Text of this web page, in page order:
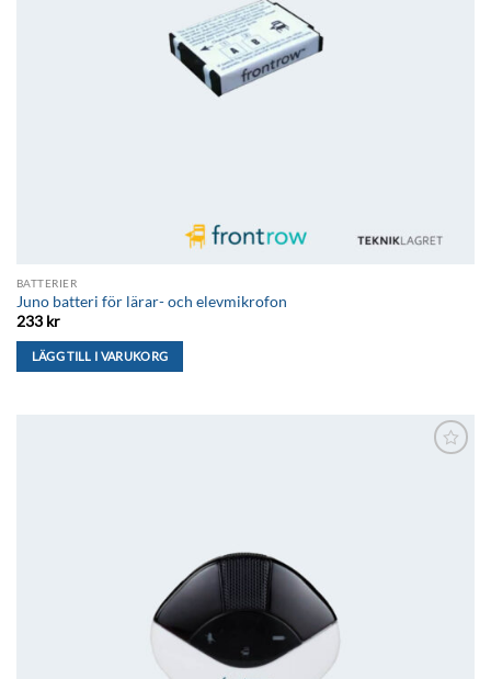
BATTERIER
Juno batteri för lärar- och elevmikrofon
233 kr
LÄGG TILL I VARUKORG